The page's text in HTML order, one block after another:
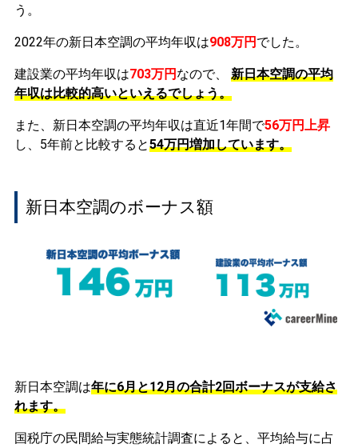
う。
2022年の新日本空調の平均年収は908万円 でした。
建設業の平均年収は703万円 なので、
新日本空調の平均
年収は比較的高いといえるでしょう。
また、新日本空調の平均年収は直近1年間で56万円上昇
し、5年前と比較すると54万円増加しています。
新日本空調のボーナス額
新日本空調は年に6月と12月の合計2回ボーナスが支給さ
れます。
国税庁の民間給与実態統計調査によると、平均給与に占